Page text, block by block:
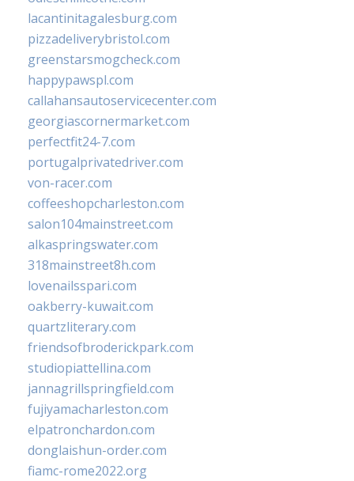
lacantinitagalesburg.com
pizzadeliverybristol.com
greenstarsmogcheck.com
happypawspl.com
callahansautoservicecenter.com
georgiascornermarket.com
perfectfit24-7.com
portugalprivatedriver.com
von-racer.com
coffeeshopcharleston.com
salon104mainstreet.com
alkaspringswater.com
318mainstreet8h.com
lovenailsspari.com
oakberry-kuwait.com
quartzliterary.com
friendsofbroderickpark.com
studiopiattellina.com
jannagrillspringfield.com
fujiyamacharleston.com
elpatronchardon.com
donglaishun-order.com
fiamc-rome2022.org